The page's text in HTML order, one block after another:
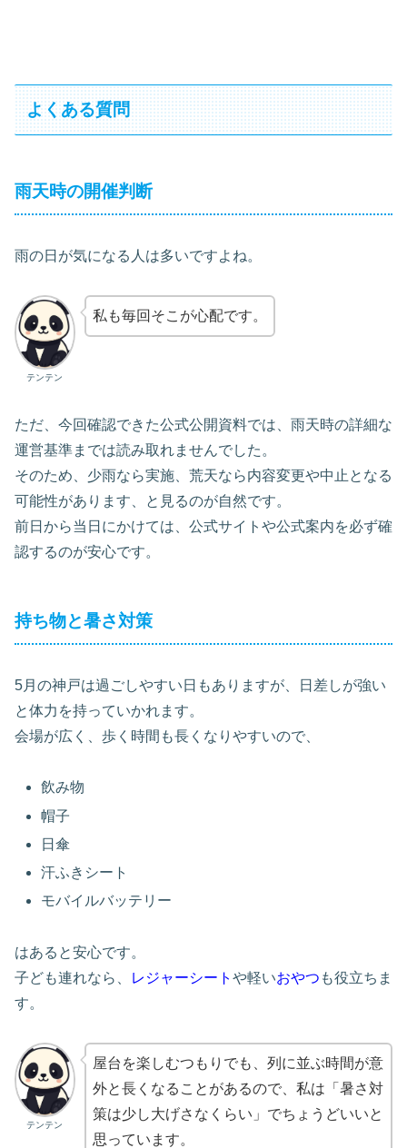
よくある質問
雨天時の開催判断
雨の日が気になる人は多いですよね。
テンテン
私も毎回そこが心配です。
ただ、今回確認できた公式公開資料では、雨天時の詳細な
運営基準までは読み取れませんでした。
そのため、少雨なら実施、荒天なら内容変更や中止となる
可能性があります、と見るのが自然です。
前日から当日にかけては、公式サイトや公式案内を必ず確
認するのが安心です。
持ち物と暑さ対策
5月の神戸は過ごしやすい日もありますが、日差しが強い
と体力を持っていかれます。
会場が広く、歩く時間も長くなりやすいので、
飲み物
帽子
日傘
汗ふきシート
モバイルバッテリー
はあると安心です。
子ども連れなら、
レジャーシート や軽いおやつ も役立ちま
す。
テンテン
屋台を楽しむつもりでも、列に並ぶ時間が意
外と長くなることがあるので、私は「暑さ対
策は少し大げさなくらい」でちょうどいいと
思っています。